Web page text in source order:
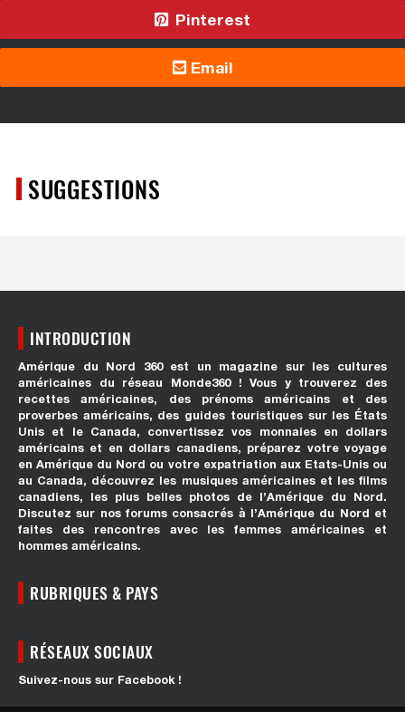
Pinterest
Email
SUGGESTIONS
INTRODUCTION
Amérique du Nord 360 est un magazine sur les cultures
américaines du réseau Monde360 ! Vous y trouverez des
recettes américaines, des prénoms américains et des
proverbes américains, des guides touristiques sur les États
Unis et le Canada, convertissez vos monnaies en dollars
américains et en dollars canadiens, préparez votre voyage
en Amérique du Nord ou votre expatriation aux Etats-Unis ou
au Canada, découvrez les musiques américaines et les films
canadiens, les plus belles photos de l’Amérique du Nord.
Discutez sur nos forums consacrés à l’Amérique du Nord et
faites des rencontres avec les femmes américaines et
hommes américains.
RUBRIQUES & PAYS
RÉSEAUX SOCIAUX
Suivez-nous sur Facebook !